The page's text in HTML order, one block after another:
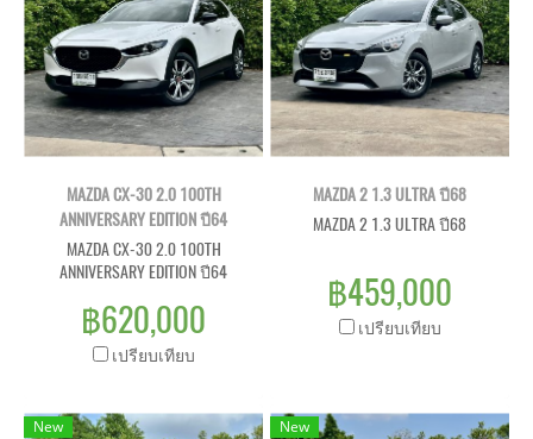
MAZDA CX-30 2.0 100TH
ANNIVERSARY EDITION ปี64
MAZDA CX-30 2.0 100TH
ANNIVERSARY EDITION ปี64
฿620,000
เปรียบเทียบ
MAZDA 2 1.3 ULTRA ปี68
MAZDA 2 1.3 ULTRA ปี68
฿459,000
เปรียบเทียบ
New New